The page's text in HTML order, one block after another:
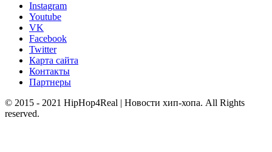
Instagram
Youtube
VK
Facebook
Twitter
Карта сайта
Контакты
Партнеры
© 2015 - 2021 HipHop4Real | Новости хип-хопа. All Rights
reserved.